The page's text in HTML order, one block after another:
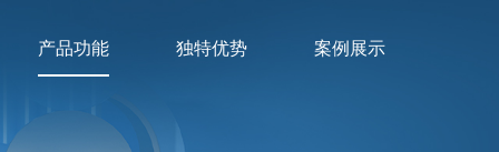
产品功能 独特优势 案例展示